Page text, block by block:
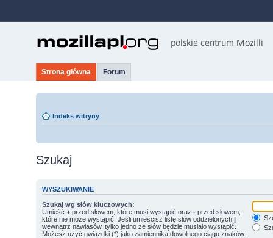
Strona główna Forum
Indeks witryny
Szukaj
WYSZUKIWANIE
Szukaj wg słów kluczowych:
Umieść +przed słowem, które musi wystąpić oraz -przed słowem,
które nie może wystąpić. Jeśli umieścisz listę słów oddzielonych |
wewnątrz nawiasów, tylko jedno ze słów będzie musiało wystąpić.
Możesz użyć gwiazdki (*) jako zamiennika dowolnego ciągu znaków.